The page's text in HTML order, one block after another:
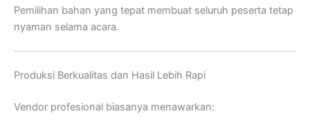
Pemilihan bahan yang tepat membuat seluruh peserta tetap
nyaman selama acara.
Produksi Berkualitas dan Hasil Lebih Rapi
Vendor profesional biasanya menawarkan: